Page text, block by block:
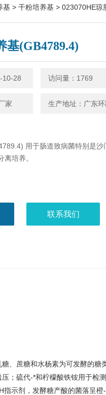
基 > 干粉培养基 > 023070HE琼脂培养基
基(GB4789.4)
10-28 访问量：1769
家
用于肠道致病菌特别是沙
培养。
联系我们
、蔗糖和水杨素为可发酵的糖
；硫代-*和柠檬酸铁铵用于检
示剂，发酵糖产酸的菌落呈橙